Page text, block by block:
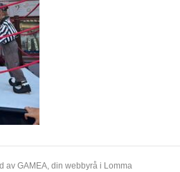
av GAMEA, din webbyrå i Lomma